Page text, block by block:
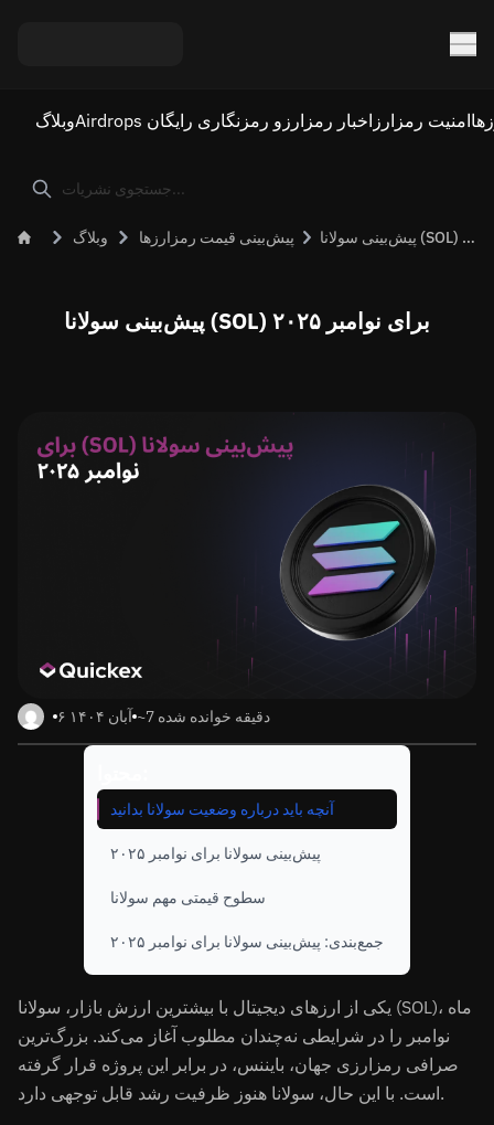
وبلاگ Airdrops و رمزنگاری رایگان اخبار رمزارز امنیت رمزارز
وبلاگ پیش‌بینی قیمت رمزارزها پیش‌بینی سولانا (SOL) برای نوامبر ۲۰۲۵
پیش‌بینی سولانا (SOL) برای نوامبر ۲۰۲۵
۶ آبان ۱۴۰۴ ~7 دقیقه خوانده شده
آنچه باید درباره وضعیت سولانا بدانید
پیش‌بینی سولانا برای نوامبر ۲۰۲۵
سطوح قیمتی مهم سولانا
جمع‌بندی: پیش‌بینی سولانا برای نوامبر ۲۰۲۵
یکی از ارزهای دیجیتال با بیشترین ارزش بازار، سولانا (SOL)، ماه
نوامبر را در شرایطی نه‌چندان مطلوب آغاز می‌کند. بزرگ‌ترین
صرافی رمزارزی جهان، بایننس، در برابر این پروژه قرار گرفته
است. با این حال، سولانا هنوز ظرفیت رشد قابل توجهی دارد.